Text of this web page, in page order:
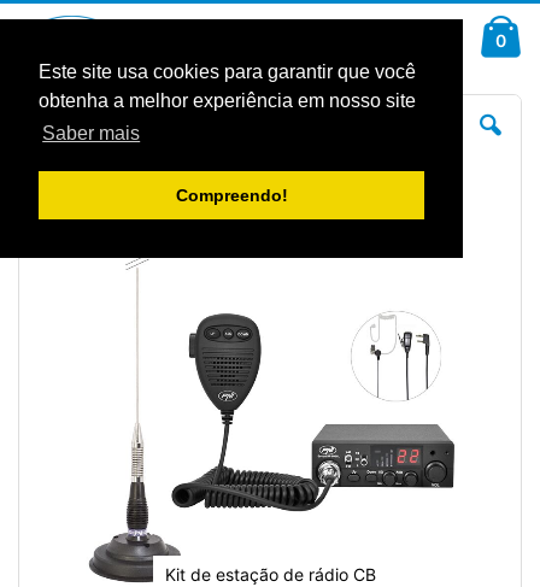
Este site usa cookies para garantir que você
obtenha a melhor experiência em nosso site
Saber mais
Compreendo!
Conteúdo
0
Saltar
Kit de estação de rádio CB